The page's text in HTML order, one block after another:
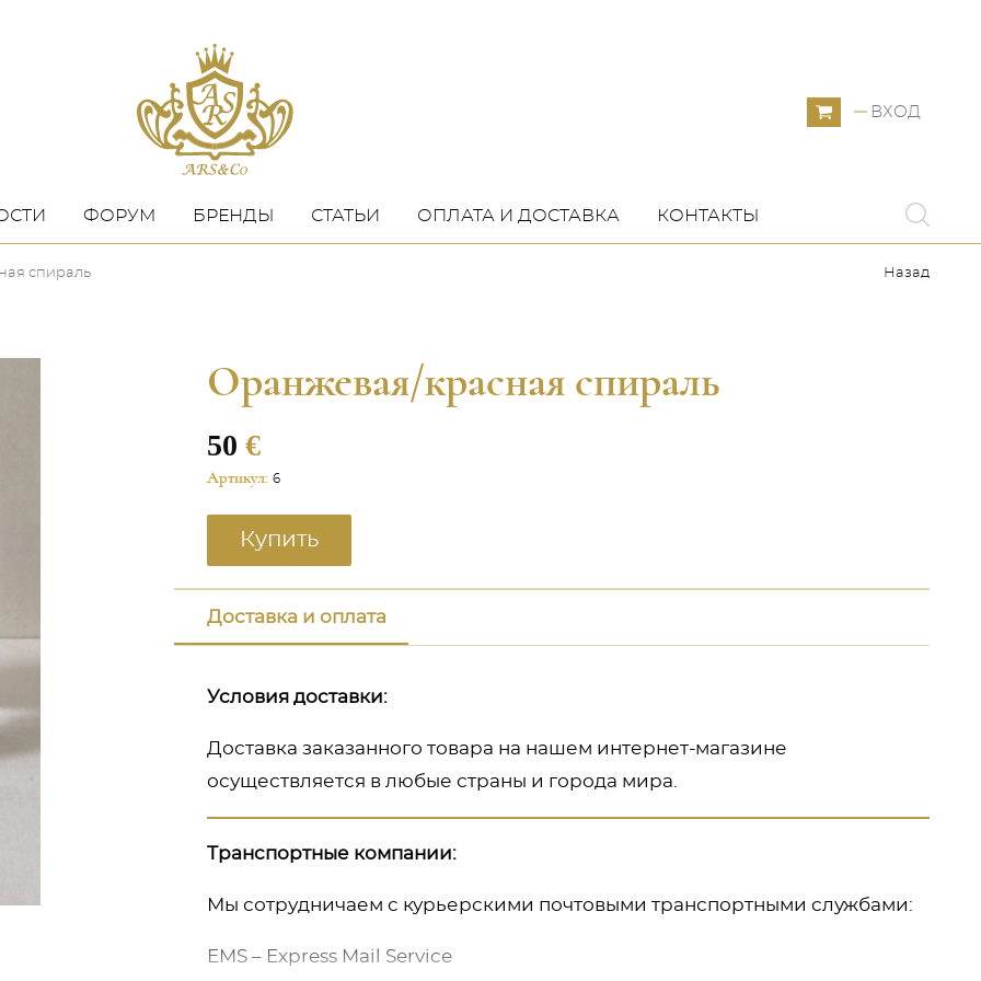
ВХОД
ФОРУМ БРЕНДЫ СТАТЬИ ОПЛАТА И ДОСТАВКА КОНТАКТЫ
спираль Назад
Оранжевая/красная спираль
50 €
Артикул: 6
Купить
Доставка и оплата
Условия доставки:
Доставка заказанного товара на нашем интернет-магазине
осуществляется в любые страны и города мира.
Транспортные компании:
Мы сотрудничаем с курьерскими почтовыми транспортными службами:
EMS – Express Mail Service